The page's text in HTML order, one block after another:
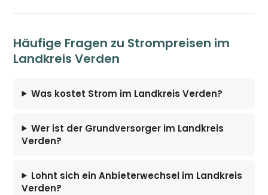
Häufige Fragen zu Strompreisen im
Landkreis Verden
Was kostet Strom im Landkreis Verden?
Wer ist der Grundversorger im Landkreis
Verden?
Lohnt sich ein Anbieterwechsel im Landkreis
Verden?